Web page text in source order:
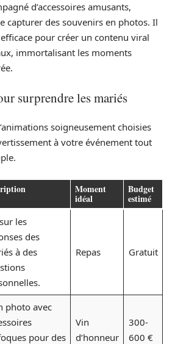
d’accessoires amusants,
capturer des souvenirs en photos. Il
pour créer un contenu viral
immortalisant les moments
surprendre les mariés
soigneusement choisies
à votre événement tout
Moment
idéal
Budget
estimé
les
des
à des
Repas Gratuit
photo avec
pour des
Vin
d’honneur
300-
600 €